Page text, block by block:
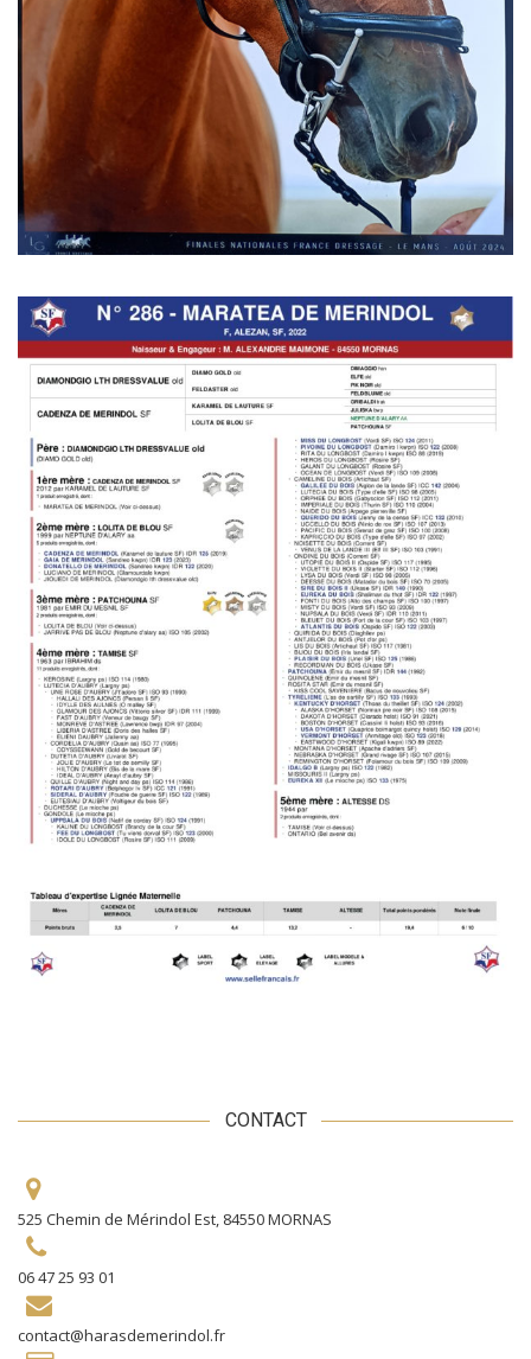
CONTACT
525 Chemin de Mérindol Est, 84550 MORNAS
06 47 25 93 01
contact@harasdemerindol.fr